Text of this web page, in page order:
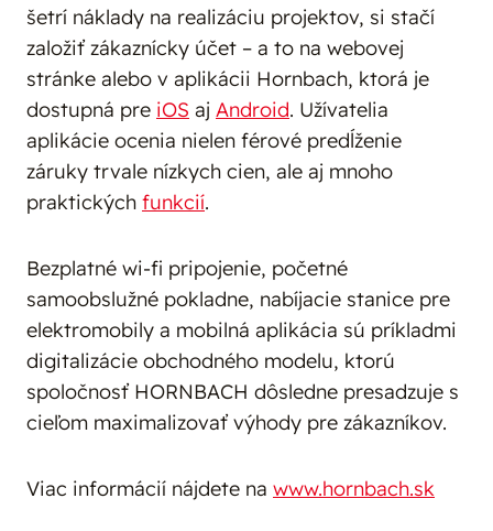
šetrí náklady na realizáciu projektov, si stačí
založiť zákaznícky účet – a to na webovej
stránke alebo v aplikácii Hornbach, ktorá je
dostupná pre iOS aj Android. Užívatelia
aplikácie ocenia nielen férové predĺženie
záruky trvale nízkych cien, ale aj mnoho
praktických funkcií.
Bezplatné wi-fi pripojenie, početné
samoobslužné pokladne, nabíjacie stanice pre
elektromobily a mobilná aplikácia sú príkladmi
digitalizácie obchodného modelu, ktorú
spoločnosť HORNBACH dôsledne presadzuje s
cieľom maximalizovať výhody pre zákazníkov.
Viac informácií nájdete na www.hornbach.sk